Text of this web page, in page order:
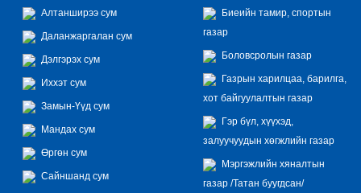
Алтанширээ сум
Даланжаргалан сум
Дэлгэрэх сум
Иххэт сум
Замын-Үүд сум
Мандах сум
Өргөн сум
Сайншанд сум
Биеийн тамир, спортын
газар
Боловсролын газар
Газрын харилцаа, барилга,
хот байгуулалтын газар
Гэр бүл, хүүхэд,
залуучуудын хөгжлийн газар
Мэргэжлийн хяналтын
газар /Татан буугдсан/